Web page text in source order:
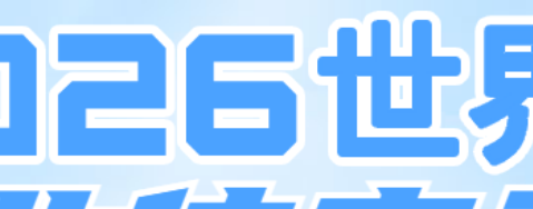
新闻中心 产品 服务 生态合作 行业应用 认证培训 联系我们